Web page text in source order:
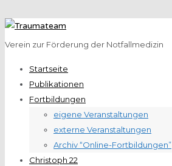
Verein zur Förderung der Notfallmedizin
Startseite
Publikationen
Fortbildungen
eigene Veranstaltungen
externe Veranstaltungen
Archiv “Online-Fortbildungen”
Christoph 22